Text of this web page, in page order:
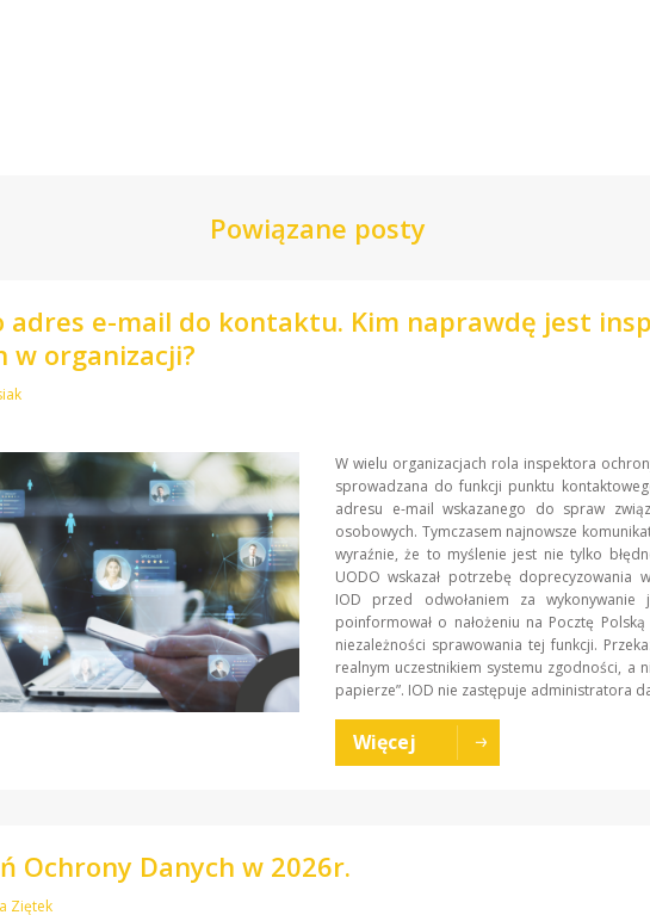
Powiązane posty
adres e-mail do kontaktu. Kim naprawdę jest
w organizacji?
W wielu organizacjach rola inspektora
sprowadzana do funkcji punktu
adresu e-mail wskazanego do spraw
osobowych. Tymczasem najnowsze
wyraźnie, że to myślenie jest nie tylko
UODO wskazał potrzebę doprecyzowania
IOD przed odwołaniem za
poinformował o nałożeniu na Pocztę
niezależności sprawowania tej funkcji.
realnym uczestnikiem systemu zgodności, a
papierze”. IOD nie zastępuje administratora
Więcej
Ochrony Danych w 2026r.
Ziętek